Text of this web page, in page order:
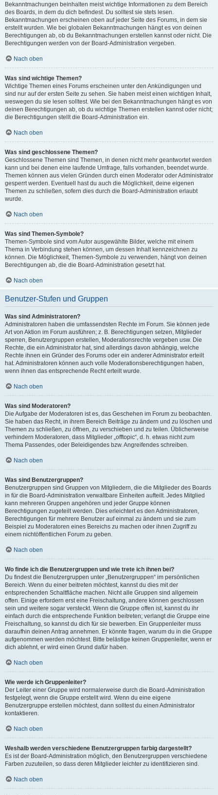
Bekanntmachungen beinhalten meist wichtige Informationen zu dem Bereich
des Boards, in dem du dich befindest. Du solltest sie stets lesen.
Bekanntmachungen erscheinen oben auf jeder Seite des Forums, in dem sie
erstellt wurden. Wie bei globalen Bekanntmachungen hängt es von deinen
Berechtigungen ab, ob du Bekanntmachungen erstellen kannst oder nicht. Die
Berechtigungen werden von der Board-Administration vergeben.
Nach oben
Was sind wichtige Themen?
Wichtige Themen eines Forums erscheinen unter den Ankündigungen und
sind nur auf der ersten Seite zu sehen. Sie haben meist einen wichtigen Inhalt,
weswegen du sie lesen solltest. Wie bei den Bekanntmachungen hängt es von
deinen Berechtigungen ab, ob du wichtige Themen erstellen kannst oder nicht;
die Berechtigungen stellt die Board-Administration ein.
Nach oben
Was sind geschlossene Themen?
Geschlossene Themen sind Themen, in denen nicht mehr geantwortet werden
kann und bei denen eine laufende Umfrage, falls vorhanden, beendet wurde.
Themen können aus vielen Gründen durch einen Moderator oder Administrator
gesperrt werden. Eventuell hast du auch die Möglichkeit, deine eigenen
Themen zu schließen, sofern dies durch die Board-Administration erlaubt
wurde.
Nach oben
Was sind Themen-Symbole?
Themen-Symbole sind vom Autor ausgewählte Bilder, welche mit einem
Thema in Verbindung stehen können, um dessen Inhalt kennzeichnen zu
können. Die Möglichkeit, Themen-Symbole zu verwenden, hängt von deinen
Berechtigungen ab, die die Board-Administration gesetzt hat.
Nach oben
Benutzer-Stufen und Gruppen
Was sind Administratoren?
Administratoren haben die umfassendsten Rechte im Forum. Sie können jede
Art von Aktion im Forum ausführen; z. B. Berechtigungen setzen, Mitglieder
sperren, Benutzergruppen erstellen, Moderationsrechte vergeben usw. Die
Rechte, die ein Administrator hat, sind allerdings davon abhängig, welche
Rechte ihnen ein Gründer des Forums oder ein anderer Administrator erteilt
hat. Administratoren können auch volle Moderationsberechtigungen haben,
wenn ihnen das entsprechende Recht erteilt wurde.
Nach oben
Was sind Moderatoren?
Die Aufgabe der Moderatoren ist es, das Geschehen im Forum zu beobachten.
Sie haben das Recht, in ihrem Bereich Beiträge zu ändern und zu löschen und
Themen zu schließen, zu öffnen, zu verschieben und zu teilen. Üblicherweise
verhindern Moderatoren, dass Mitglieder „offtopic“, d. h. etwas nicht zum
Thema Passendes, oder Beleidigendes bzw. Angreifendes schreiben.
Nach oben
Was sind Benutzergruppen?
Benutzergruppen sind Gruppen von Mitgliedern, die die Mitglieder des Boards
in für die Board-Administration verwaltbare Einheiten aufteilt. Jedes Mitglied
kann mehreren Gruppen angehören und jeder Gruppe können
Berechtigungen zugeteilt werden. Dies erleichtert es den Administratoren,
Berechtigungen für mehrere Benutzer auf einmal zu ändern und sie zum
Beispiel zu Moderatoren eines Bereichs zu machen oder ihnen Zugriff zu
einem nichtöffentlichen Forum zu geben.
Nach oben
Wo finde ich die Benutzergruppen und wie trete ich ihnen bei?
Du findest die Benutzergruppen unter „Benutzergruppen“ im persönlichen
Bereich. Wenn du einer beitreten möchtest, kannst du dies mit der
entsprechenden Schaltfläche machen. Nicht alle Gruppen sind allgemein
offen. Einige erfordern erst eine Freischaltung, andere können geschlossen
sein und weitere sogar versteckt. Wenn die Gruppe offen ist, kannst du ihr
einfach durch die entsprechende Funktion beitreten; verlangt die Gruppe eine
Freischaltung, so kannst du dich für sie bewerben. Ein Gruppenleiter muss
daraufhin deinen Antrag annehmen. Er könnte fragen, warum du in die Gruppe
aufgenommen werden möchtest. Bitte belästige keinen Gruppenleiter, wenn er
dich ablehnt, er wird einen Grund dafür haben.
Nach oben
Wie werde ich Gruppenleiter?
Der Leiter einer Gruppe wird normalerweise durch die Board-Administration
festgelegt, wenn die Gruppe erstellt wird. Wenn du eine eigene
Benutzergruppe erstellen möchtest, dann solltest du einen Administrator
kontaktieren.
Nach oben
Weshalb werden verschiedene Benutzergruppen farbig dargestellt?
Es ist der Board-Administration möglich, den Benutzergruppen verschiedene
Farben zuzuteilen, so dass deren Mitglieder leichter zu identifizieren sind.
Nach oben